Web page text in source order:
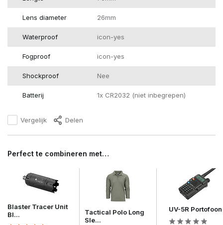
Lens diameter 26mm
Waterproof icon-yes
Fogproof icon-yes
Shockproof Nee
Batterij 1x CR2032 (niet inbegrepen)
Vergelijk Delen
Perfect te combineren met…
Blaster Tracer Unit
Bl...
Tactical Polo Long
Sle...
UV-5R Portofoon